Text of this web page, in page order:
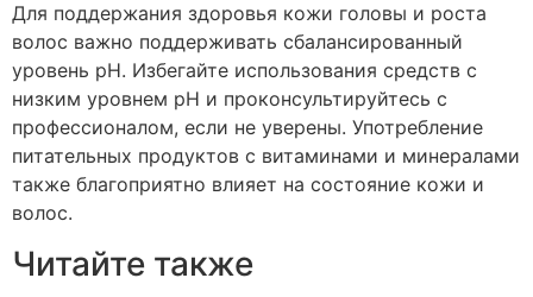
Для поддержания здоровья кожи головы и роста
волос важно поддерживать сбалансированный
уровень pH. Избегайте использования средств с
низким уровнем pH и проконсультируйтесь с
профессионалом, если не уверены. Употребление
питательных продуктов с витаминами и минералами
также благоприятно влияет на состояние кожи и
волос.
Читайте также